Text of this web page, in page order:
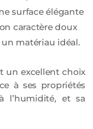
surface élégante
caractère doux
matériau idéal.
un excellent choix
à ses propriétés
l’humidité, et sa